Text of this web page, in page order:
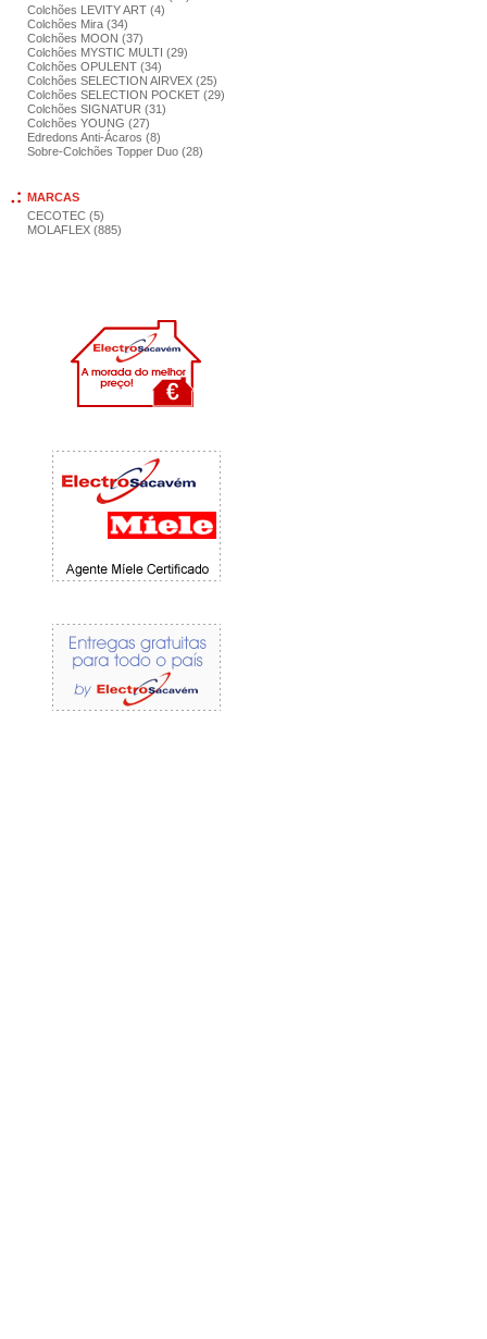
Colchões LEVITY ART (4)
Colchões Mira (34)
Colchões MOON (37)
Colchões MYSTIC MULTI (29)
Colchões OPULENT (34)
Colchões SELECTION AIRVEX (25)
Colchões SELECTION POCKET (29)
Colchões SIGNATUR (31)
Colchões YOUNG (27)
Edredons Anti-Ácaros (8)
Sobre-Colchões Topper Duo (28)
MARCAS
CECOTEC (5)
MOLAFLEX (885)